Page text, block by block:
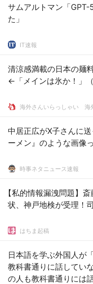
サムアルトマン「GPT-
た」
IT速報
清涼感満載の日本の麺
←「メインは氷か！」（
海外さんいらっしゃい 海
中居正広がX子さんに
ーメン』のような画像
時事ネタニュース速報
【私的情報漏洩問題】
状、神戸地検が受理！
はちま起稿
日本語を学ぶ外国人が
教科書通りに話していな
の人も教科書通りには